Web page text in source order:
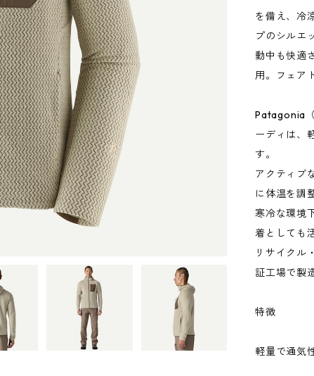
を備え、冷
プのシルエ
動中も快適
用。フェア
Patagonia
ーディは、
す。
アクティブ
に体温を調
寒冷な環境
着としても
リサイクル
証工場で製
特徴
軽量で通気